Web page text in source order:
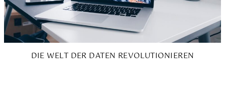
DIE WELT DER DATEN REVOLUTIONIEREN